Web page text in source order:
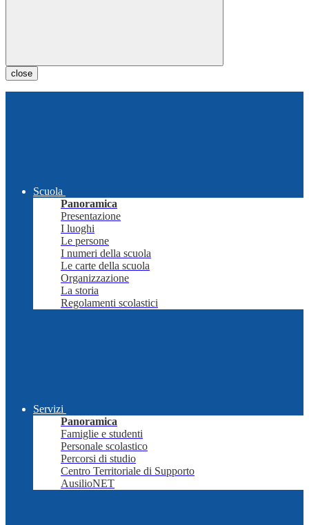
close
Scuola
Panoramica
Presentazione
I luoghi
Le persone
I numeri della scuola
Le carte della scuola
Organizzazione
La storia
Regolamenti scolastici
Servizi
Panoramica
Famiglie e studenti
Personale scolastico
Percorsi di studio
Centro Territoriale di Supporto
AusilioNET